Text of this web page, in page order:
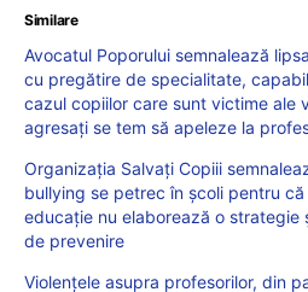
Similare
Avocatul Poporului semnalează
cu pregătire de specialitate,
cazul copiilor care sunt victime ale
agresați se tem să apeleze la
Organizația Salvați Copiii
bullying se petrec în școli pentru
educație nu elaborează o strategie
de prevenire
Violențele asupra profesorilor, din